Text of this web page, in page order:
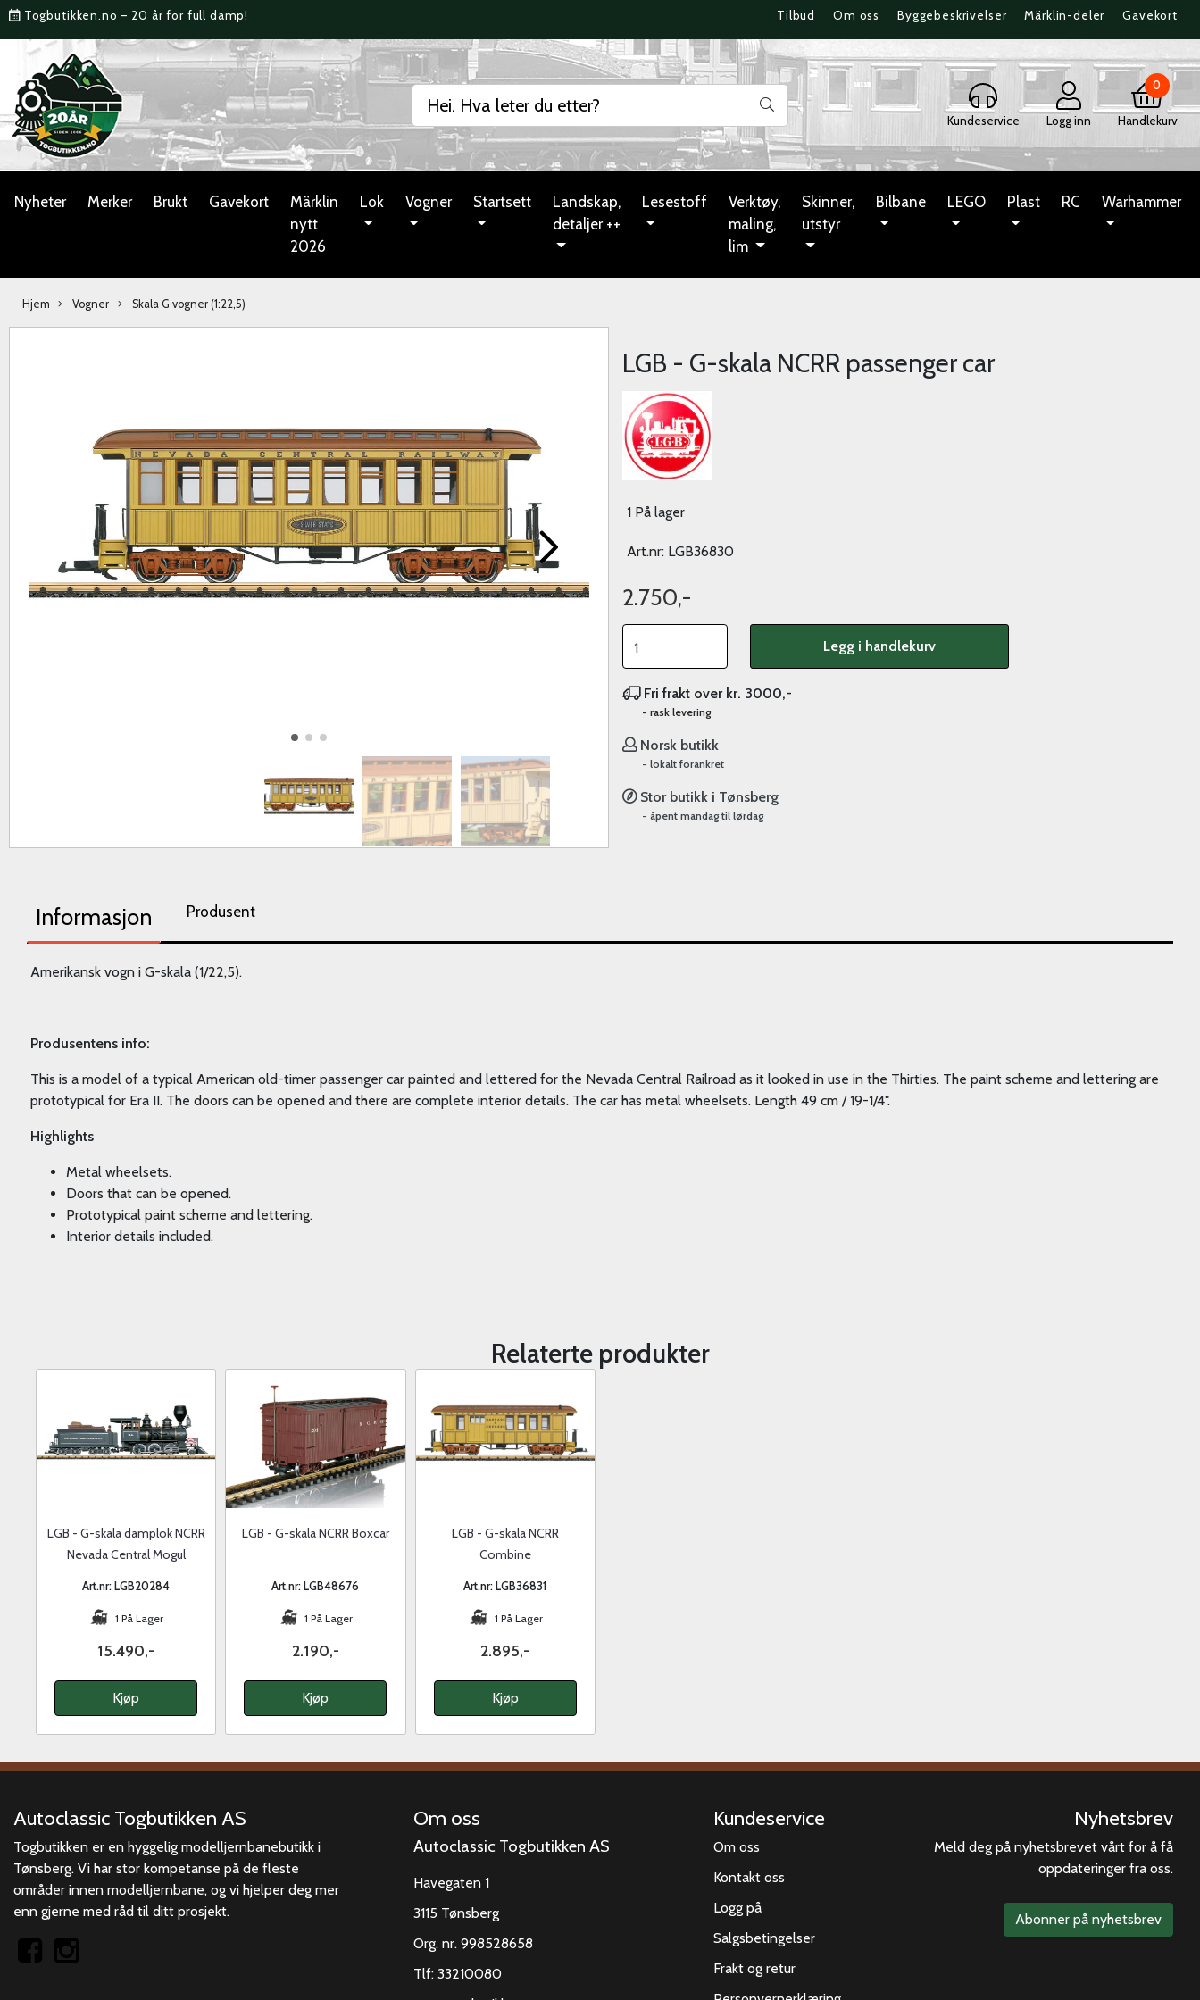
Togbutikken.no – 20 år for full damp! Tilbud Om oss Byggebeskrivelser Märklin-deler Gavekort
Kundeservice Logg inn
0
Handlekurv
Nyheter Merker Brukt Gavekort
Märklin
nytt
2026
Lok Vogner Startsett
Landskap,
detaljer ++
Lesestoff
Verktøy,
maling,
lim
Skinner,
utstyr
Bilbane LEGO Plast RC Warhammer
Hjem Vogner Skala G vogner (1:22,5)
LGB - G-skala NCRR passenger car
1 På lager
Art.nr: LGB36830
2.750,-
Legg i handlekurv
Fri frakt over kr. 3000,-
- rask levering
Norsk butikk
- lokalt forankret
Stor butikk i Tønsberg
- åpent mandag til lørdag
Informasjon Produsent
Amerikansk vogn i G-skala (1/22,5).
Produsentens info:
This is a model of a typical American old-timer passenger car painted and lettered for the Nevada Central Railroad as it looked in use in the Thirties. The paint scheme and lettering are
prototypical for Era II. The doors can be opened and there are complete interior details. The car has metal wheelsets. Length 49 cm / 19-1/4".
Highlights
Metal wheelsets.
Doors that can be opened.
Prototypical paint scheme and lettering.
Interior details included.
Relaterte produkter
LGB - G-skala damplok NCRR
Nevada Central Mogul
Art.nr: LGB20284
1 På Lager
15.490,-
Kjøp
LGB - G-skala NCRR Boxcar
Art.nr: LGB48676
1 På Lager
2.190,-
Kjøp
LGB - G-skala NCRR
Combine
Art.nr: LGB36831
1 På Lager
2.895,-
Kjøp
Autoclassic Togbutikken AS
Togbutikken er en hyggelig modelljernbanebutikk i
Tønsberg. Vi har stor kompetanse på de fleste
områder innen modelljernbane, og vi hjelper deg mer
enn gjerne med råd til ditt prosjekt.
Om oss
Autoclassic Togbutikken AS
Havegaten 1
3115 Tønsberg
Org. nr. 998528658
Tlf: 33210080
Kundeservice
Om oss
Kontakt oss
Logg på
Salgsbetingelser
Frakt og retur
Nyhetsbrev
Meld deg på nyhetsbrevet vårt for å få
oppdateringer fra oss.
Abonner på nyhetsbrev